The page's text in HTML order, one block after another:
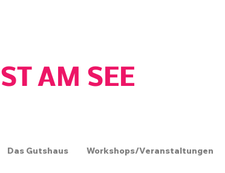
AM SEE
Das Gutshaus Workshops/Veranstaltungen